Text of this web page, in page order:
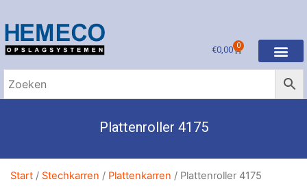
€0,00 0
Plattenroller 4175
Start / Stechkarren / Plattenkarren / Plattenroller 4175